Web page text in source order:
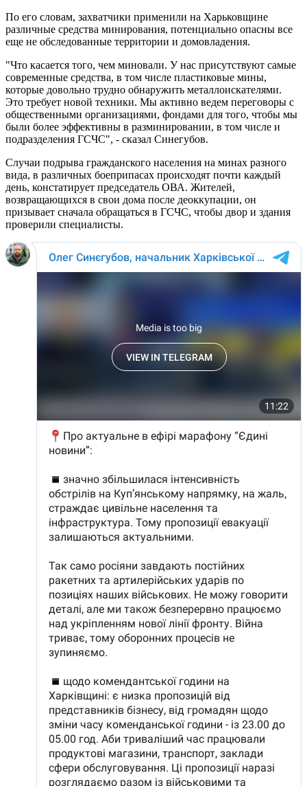
По его словам, захватчики применили на Харьковщине
различные средства минирования, потенциально опасны все
еще не обследованные территории и домовладения.
"Что касается того, чем миновали. У нас присутствуют самые
современные средства, в том числе пластиковые мины,
которые довольно трудно обнаружить металлоискателями.
Это требует новой техники. Мы активно ведем переговоры с
общественными организациями, фондами для того, чтобы мы
были более эффективны в разминировании, в том числе и
подразделения ГСЧС", - сказал Синегубов.
Случаи подрыва гражданского населения на минах разного
вида, в различных боеприпасах происходят почти каждый
день, констатирует председатель ОВА. Жителей,
возвращающихся в свои дома после деоккупации, он
призывает сначала обращаться в ГСЧС, чтобы двор и здания
проверили специалисты.